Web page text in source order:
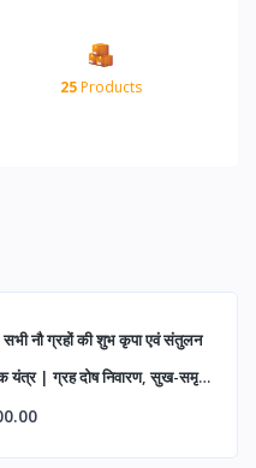
25Products
नौ ग्रहों की शुभ कृपा एवं संतुलन
यंत्र | ग्रह दोष निवारण, सुख-समृद्धि
के लिए